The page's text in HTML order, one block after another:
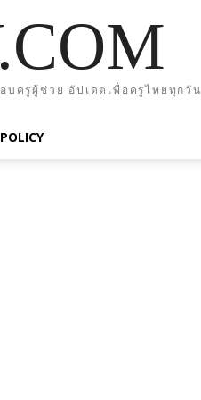
ครูผู้ช่วย อัปเดตเพื่อครูไทยทุกวัน
POLICY